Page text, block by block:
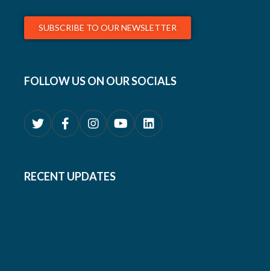
SUBSCRIBE TO OUR NEWSLETTER
FOLLOW US ON OUR SOCIALS
RECENT UPDATES